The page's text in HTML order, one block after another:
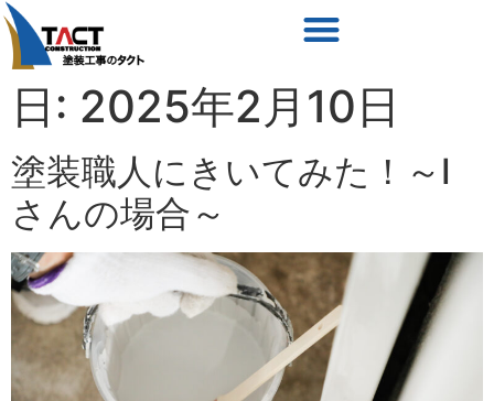
日: 2025年2月10日
塗装職人にきいてみた！～I
さんの場合～